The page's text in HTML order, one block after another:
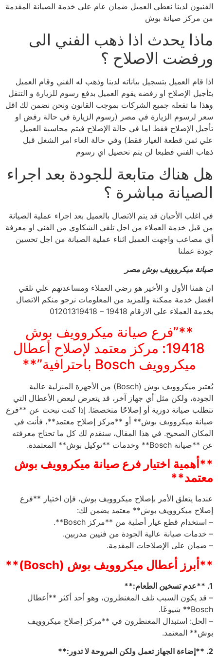
الفنيون لدينا نعطي العميل ضمان عام علي خدمة الصيانة المقدمة
من مركز صيانة بوش
ماذا يحدث اذا ذهب الفني الى
ورفضت الاصلاح ؟
اذا قام العميل بتسجيل بياناته لدينا وذهب له الفني وقام العميل
بتأجيل الإصلاح او رفضه يقوم العميل بدفع رسوم للزيارة و التنقل
وهذا ما تفعله جميع الشركات بموجب القانون ونحن نضمن لك اقل
سعر لرسوم الزيارة في مصر (رسوم الزيارة في حالة رفض او
تأجيل الإصلاح فقط اما في حالة الإصلاح فيتم محاسبة العميل
علي ثمن قطعة الغيار فقط) وفي حالة الغاء امر الشغل قبل
ذهاب الفني فطبعا لن يتم تحصيل اي رسوم
هل هناك متابعة للجودة بعد اجراء
الصيانة مباشرة ؟
في اغلب الأحيان قد يتم الاتصال بالعميل بعد اجراء عملية الصيانة
من قبل خدمة العملاء من اجل تلقي الشكاوي من الفني او معرفة
أي مصاعب واجهت العميل اثناء عملية الصيانة من اجل تحسين
جودة عملنا
صيانة ميكروويف بوش مصر
ان همنا الأول و الأخير هو رضي العملاء ومساعدتهم علي تلقي
افضل خدمة ممكنة وللمزيد من المعلومات نرجو منكم الاتصال
بخدمة العملاء علي الارقام 19418 – 01201319418
**”فرع صيانة ميكروويف بوش
19418: مركز معتمد لإصلاح أعطال
ميكروويف Bosch باحترافية”**
يُعتبر ميكروويف بوش (Bosch) من الأجهزة المنزلية عالية
الجودة، ولكن مثل أي جهاز آخر، قد يتعرض لبعض الأعطال التي
تتطلب صيانة دورية أو إصلاحًا متخصصًا. إذا كنت تبحث عن **فرع
صيانة ميكروويف بوش** أو **مركز إصلاح معتمد**، فأنت في
المكان الصحيح. في هذا المقال، سنقدم لك كل ما تحتاج معرفته
عن **صيانة Bosch** وخدمات **توكيل بوش** المعتمدة.
**أهمية اختيار فرع صيانة ميكروويف بوش
معتمد**
عندما يتعلق الأمر بإصلاح ميكروويف بوش، فإن اختيار **فرع
إصلاح ميكروويف بوش** معتمد يضمن لك:
– استخدام قطع غيار أصلية من **مركز Bosch**.
– خدمات صيانة عالية الجودة من فنيين مدربين.
– ضمان على الإصلاحات المقدمة.
**أبرز أعطال ميكروويف بوش (Bosch)**
1. **عدم تسخين الطعام:**
– قد يكون السبب تلف المغنطرون، وهو أحد أكثر **أعطال
Bosch** شيوعًا.
– الحل: استبدال المغنطرون في **مركز إصلاح ميكروويف
بوش** المعتمد.
2. **إضاءة الجهاز تعمل ولكن المروحة لا تدور:**